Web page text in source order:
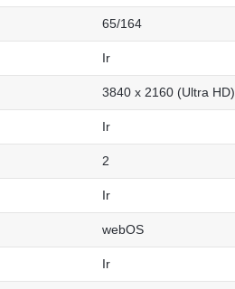
65/164
Ir
3840 x 2160 (Ultra HD)
Ir
2
Ir
webOS
Ir